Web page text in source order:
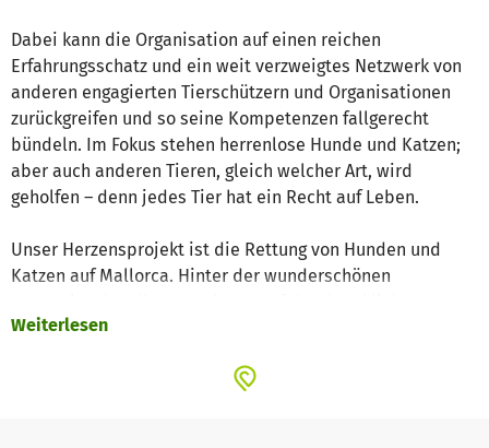
Dabei kann die Organisation auf einen reichen
Erfahrungsschatz und ein weit verzweigtes Netzwerk von
anderen engagierten Tierschützern und Organisationen
zurückgreifen und so seine Kompetenzen fallgerecht
bündeln. Im Fokus stehen herrenlose Hunde und Katzen;
aber auch anderen Tieren, gleich welcher Art, wird
geholfen – denn jedes Tier hat ein Recht auf Leben.
Unser Herzensprojekt ist die Rettung von Hunden und
Katzen auf Mallorca. Hinter der wunderschönen
Tierquälereien. Auf Mallorca gibt es neben zahlreichen
worden sind, auch sogenannte Tötungsstationen. In den
Weiterlesen